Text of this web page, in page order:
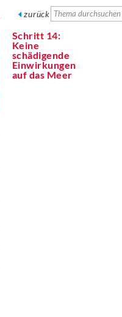
zurück
Schritt 14:
Keine
schädigende
Einwirkungen
auf das Meer